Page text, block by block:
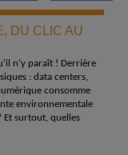
DU CLIC AU
n’y paraît ! Derrière
: data centers,
consomme
environnementale
Et surtout, quelles